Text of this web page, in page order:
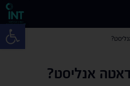
אנליסט?